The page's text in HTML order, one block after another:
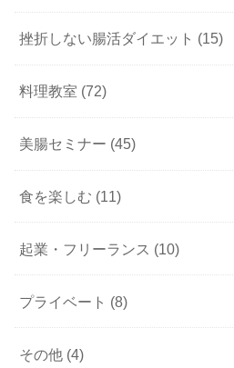
挫折しない腸活ダイエット (15)
料理教室 (72)
美腸セミナー (45)
食を楽しむ (11)
起業・フリーランス (10)
プライベート (8)
その他 (4)